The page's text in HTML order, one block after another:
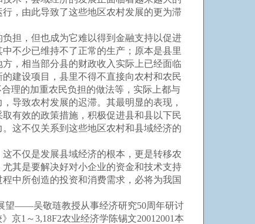
，由此导致了这些地区农村发展的更为滞
担，但也成为它难以得到金融支持以促进
不少已维持不了正常的生产；原本是县里
，相当部分县的财政收入实际上已经面临
建设项目，县里不得不直接向农村和农民
理的加重农民负担的做法等，实际上都与
导致农村发展的迟滞。其最明显的表现，
有效的政策措施，积极促进县和县以下民
这不仅关系到这些地区农村和县域经济的
不仅是发展县域经济的根本，更是转移农
其是要解决好对小企业的资金和技术支持
中所创造的投资和消费需求，必将为我国
展望——吴敬琏教授从事经济研究50周年研讨
1～3,18F2农业经济学陈锡文20012001本